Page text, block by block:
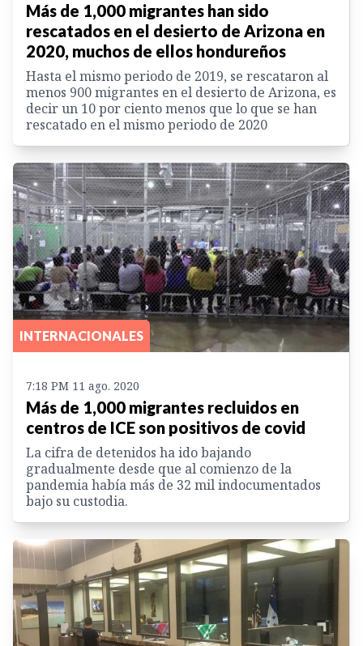
Más de 1,000 migrantes han sido
rescatados en el desierto de Arizona en
2020, muchos de ellos hondureños
Hasta el mismo periodo de 2019, se rescataron al
menos 900 migrantes en el desierto de Arizona, es
decir un 10 por ciento menos que lo que se han
rescatado en el mismo periodo de 2020
INTERNACIONALES
7:18 PM 11 ago. 2020
Más de 1,000 migrantes recluidos en
centros de ICE son positivos de covid
La cifra de detenidos ha ido bajando
gradualmente desde que al comienzo de la
pandemia había más de 32 mil indocumentados
bajo su custodia.